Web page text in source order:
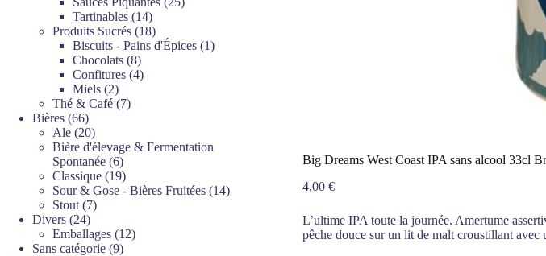
Big Dreams West Coast IPA sans alcool 33cl
4,00 €
L’ultime IPA toute la journée. Amertume
pêche douce sur un lit de malt croustillant avec
Tartinables 1414
produits
Produits Sucrés 1818
produits
Biscuits - Pains d'Épices 11
Chocolats 88
produits
Confitures 44
Miels 22
produits
Thé & Café 77
Bières 6666
produits
Ale 2020
produits
Bière d'élevage & Fermentation
Spontanée 66
produits
Classique 1919
produits
Sour & Gose - Bières Fruitées 1414
Stout 77
Divers 2424
produits
Emballages 1212
Sans catégorie 99